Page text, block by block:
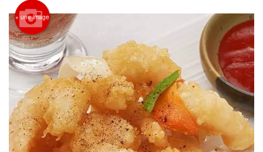
Inscription
Panier (0)
Rechercher
+ une image